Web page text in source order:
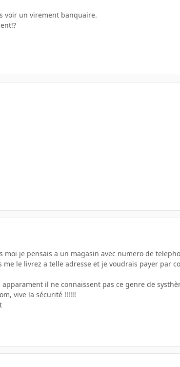
voir un virement banquaire.
je pensais a un magasin avec numero de
le livrez a telle adresse et je voudrais payer par
il ne connaissent pas ce genre de
vive la sécurité !!!!!!